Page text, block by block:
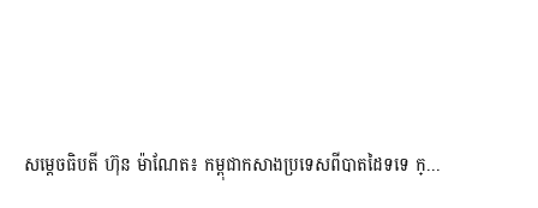
សម្ដេចធិបតី ហ៊ុន ម៉ាណែត៖ កម្ពុជាកសាងប្រទេសពីបាតដៃទទេ ក្...